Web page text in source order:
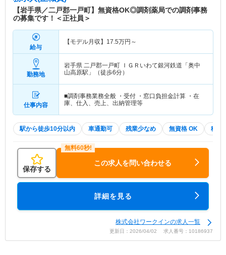
【岩手県／二戸郡一戸町】無資格OK◎調剤薬局での調剤事務
の募集です！＜正社員＞
給与
【モデル月収】 17.5万円～
勤務地
岩手県 二戸郡一戸町 ＩＧＲいわて銀河鉄道「奥中
山高原駅」（徒歩6分）
仕事内容
■調剤事務業務全般 ・受付 ・窓口負担金計算 ・在
庫、仕入、売上、出納管理等
駅から徒歩10分以内 車通勤可 残業少なめ 無資格 OK 積極
保存する
この求人を問い合わせる
詳細を見る
株式会社ワークインの求人一覧
更新日：2026/04/02 求人番号：10186937